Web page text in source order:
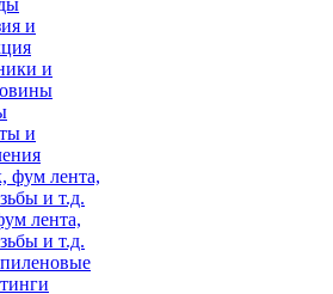
и
и
и
лента,
и т.д.